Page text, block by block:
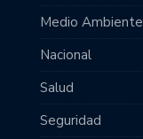
Medio Ambiente
Nacional
Salud
Seguridad